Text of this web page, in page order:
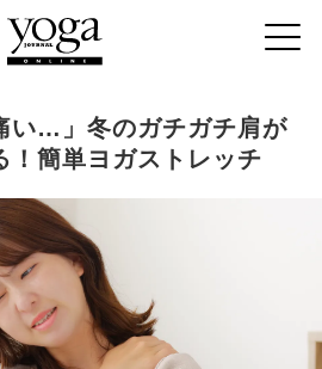
い…」冬のガチガチ肩が
！簡単ヨガストレッチ